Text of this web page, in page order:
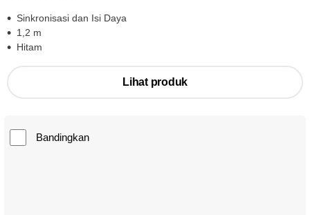
Sinkronisasi dan Isi Daya
1,2 m
Hitam
Lihat produk
Bandingkan